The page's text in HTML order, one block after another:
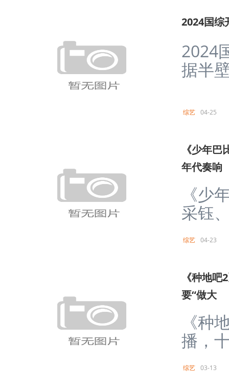
2024国综
2024
据半
综艺 04-25
《少年
年代奏响
《少
采钰
综艺 04-23
《种地
要“做大
《种
播，
综艺 03-13